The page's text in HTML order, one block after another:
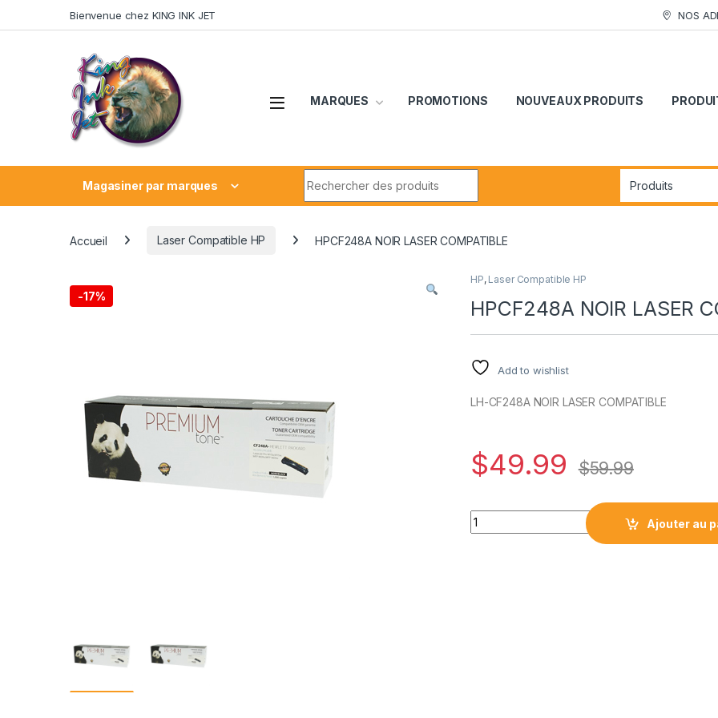
Bienvenue chez KING INK JET NOS
MARQUES PROMOTIONS NOUVEAUX PRODUITS
Magasiner par marques
Accueil Laser Compatible HP HPCF248A NOIR LASER COMPATIBLE
-17%
HP, Laser Compatible HP
HPCF248A NOIR LASER
Add to wishlist
LH-CF248A NOIR LASER COMPATIBLE
$49.99 $59.99
HPCF248A NOIR LASER COMPATIBLE
Ajouter au